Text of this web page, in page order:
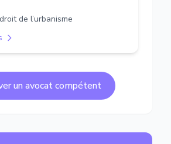
de l’urbanisme
un avocat compétent